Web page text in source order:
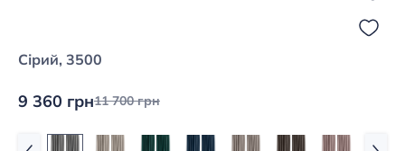
Сірий, 3500
9 360 грн11 700 грн